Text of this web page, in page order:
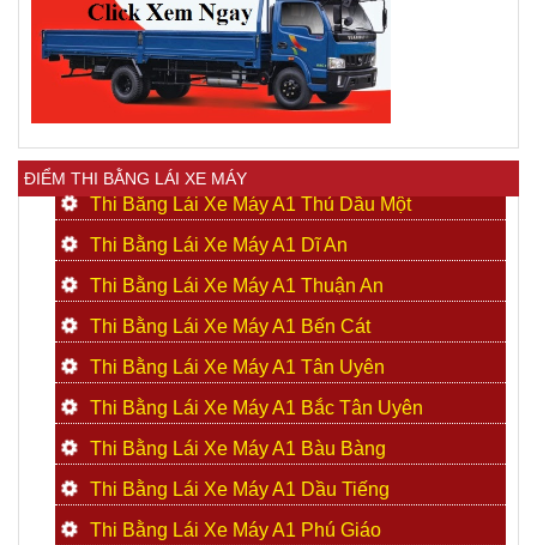
ĐIỂM THI BẰNG LÁI XE MÁY
Thi Bằng Lái Xe Máy A1 Thủ Dầu Một
Thi Bằng Lái Xe Máy A1 Dĩ An
Thi Bằng Lái Xe Máy A1 Thuận An
Thi Bằng Lái Xe Máy A1 Bến Cát
Thi Bằng Lái Xe Máy A1 Tân Uyên
Thi Bằng Lái Xe Máy A1 Bắc Tân Uyên
Thi Bằng Lái Xe Máy A1 Bàu Bàng
Thi Bằng Lái Xe Máy A1 Dầu Tiếng
Thi Bằng Lái Xe Máy A1 Phú Giáo